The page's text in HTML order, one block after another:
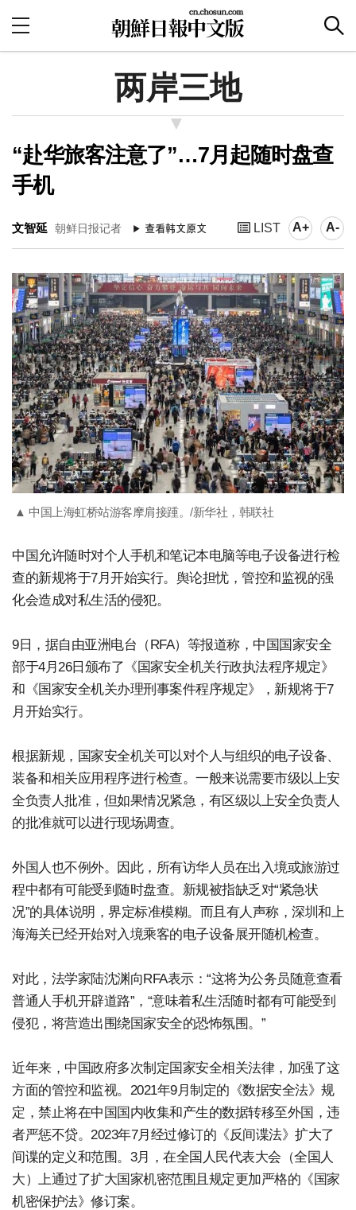
两岸三地
“赴华旅客注意了”…7月起随时盘查
手机
文智延 朝鲜日报记者 LIST A+ A-
▲ 中国上海虹桥站游客摩肩接踵。/新华社，韩联社
中国允许随时对个人手机和笔记本电脑等电子设备进行检
查的新规将于7月开始实行。舆论担忧，管控和监视的强
化会造成对私生活的侵犯。
9日，据自由亚洲电台（RFA）等报道称，中国国家安全
部于4月26日颁布了《国家安全机关行政执法程序规定》
和《国家安全机关办理刑事案件程序规定》，新规将于7
月开始实行。
根据新规，国家安全机关可以对个人与组织的电子设备、
装备和相关应用程序进行检查。一般来说需要市级以上安
全负责人批准，但如果情况紧急，有区级以上安全负责人
的批准就可以进行现场调查。
外国人也不例外。因此，所有访华人员在出入境或旅游过
程中都有可能受到随时盘查。新规被指缺乏对“紧急状
况”的具体说明，界定标准模糊。而且有人声称，深圳和上
海海关已经开始对入境乘客的电子设备展开随机检查。
对此，法学家陆沈渊向RFA表示：“这将为公务员随意查看
普通人手机开辟道路”，“意味着私生活随时都有可能受到
侵犯，将营造出围绕国家安全的恐怖氛围。”
近年来，中国政府多次制定国家安全相关法律，加强了这
方面的管控和监视。2021年9月制定的《数据安全法》规
定，禁止将在中国国内收集和产生的数据转移至外国，违
者严惩不贷。2023年7月经过修订的《反间谍法》扩大了
间谍的定义和范围。3月，在全国人民代表大会（全国人
大）上通过了扩大国家机密范围且规定更加严格的《国家
机密保护法》修订案。